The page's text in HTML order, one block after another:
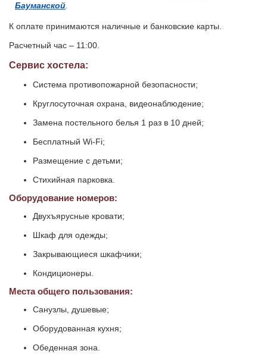
Бауманской.
К оплате принимаются наличные и банковские карты.
Расчетный час – 11:00.
Сервис хостела:
Система противопожарной безопасности;
Круглосуточная охрана, видеонаблюдение;
Замена постельного белья 1 раз в 10 дней;
Бесплатный Wi-Fi;
Размещение с детьми;
Стихийная парковка.
Оборудование номеров:
Двухъярусные кровати;
Шкаф для одежды;
Закрывающиеся шкафчики;
Кондиционеры.
Места общего пользования:
Санузлы, душевые;
Оборудованная кухня;
Обеденная зона.